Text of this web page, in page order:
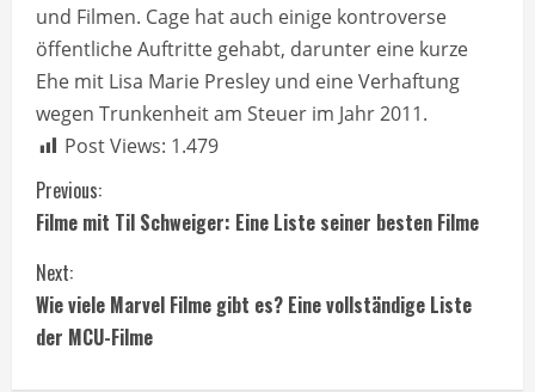
und Filmen. Cage hat auch einige kontroverse
öffentliche Auftritte gehabt, darunter eine kurze
Ehe mit Lisa Marie Presley und eine Verhaftung
wegen Trunkenheit am Steuer im Jahr 2011.
Post Views: 1.479
C
o
n
t
Previous:
Filme mit Til Schweiger: Eine Liste seiner besten Filme
Next:
Wie viele Marvel Filme gibt es? Eine vollständige Liste
der MCU-Filme